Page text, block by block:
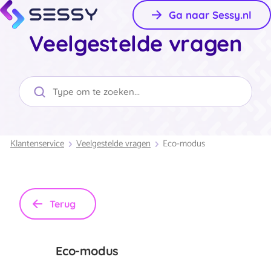
Ga naar Sessy.nl
Veelgestelde vragen
Klantenservice Veelgestelde vragen Eco-modus
Terug
Eco-modus